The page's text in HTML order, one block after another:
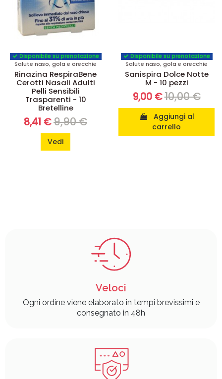
Disponibile su prenotazione
Salute naso, gola e orecchie
Rinazina RespiraBene
Cerotti Nasali Adulti
Pelli Sensibili
Trasparenti - 10
Bretelline
8,41 €9,90 €
Vedi
Disponibile su prenotazione
Salute naso, gola e orecchie
Sanispira Dolce Notte
M - 10 pezzi
9,00 €10,00 €
carrello
Veloci
Ogni ordine viene elaborato in tempi brevissimi e
consegnato in 48h